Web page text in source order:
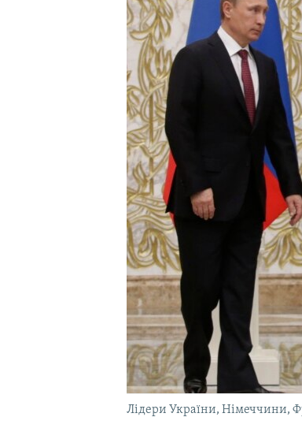
УКРАЇНСЬКА ПРОБЛЕМА КРИМУ
Лідери України, Німеччини,